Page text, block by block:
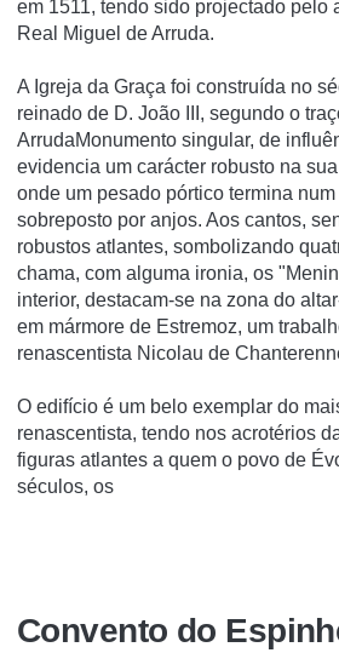
em 1511, tendo sido projectado pelo
Real Miguel de Arruda.
A Igreja da Graça foi construída no
reinado de D. João III, segundo o
ArrudaMonumento singular, de
evidencia um carácter robusto na
onde um pesado pórtico termina
sobreposto por anjos. Aos cantos,
robustos atlantes, sombolizando
chama, com alguma ironia, os
interior, destacam-se na zona do
em mármore de Estremoz, um
renascentista Nicolau de
O edifí­cio é um belo exemplar do
renascentista, tendo nos acrotérios
figuras atlantes a quem o povo de
séculos, os
Convento do